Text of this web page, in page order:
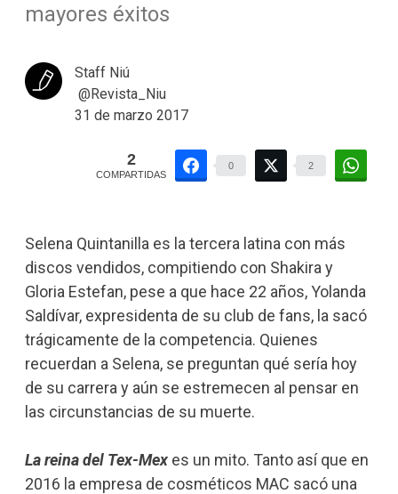
mayores éxitos
Staff Niú
@Revista_Niu
31 de marzo 2017
2
COMPARTIDAS
0 2
Selena Quintanilla es la tercera latina con más
discos vendidos, compitiendo con Shakira y
Gloria Estefan, pese a que hace 22 años, Yolanda
Saldívar, expresidenta de su club de fans, la sacó
trágicamente de la competencia. Quienes
recuerdan a Selena, se preguntan qué sería hoy
de su carrera y aún se estremecen al pensar en
las circunstancias de su muerte.
La reina del Tex-Mexes un mito. Tanto así que en
2016 la empresa de cosméticos MAC sacó una